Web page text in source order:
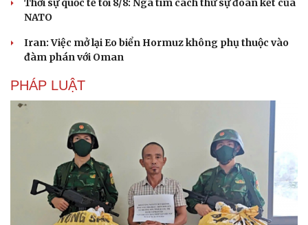
Thời sự quốc tế tối 8/8: Nga tìm cách thử sự đoàn kết của
NATO
Iran: Việc mở lại Eo biển Hormuz không phụ thuộc vào
đàm phán với Oman
PHÁP LUẬT